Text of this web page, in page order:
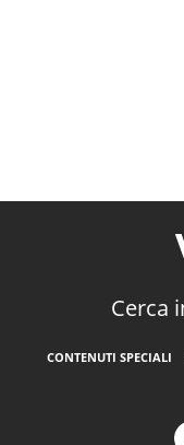
Cerca
CONTENUTI SPECIALI